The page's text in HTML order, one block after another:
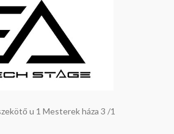
u 1 Mesterek háza 3 /1